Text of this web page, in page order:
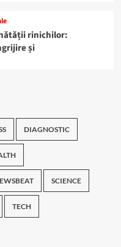
rinichilor:
și
DIAGNOSTIC
SCIENCE
TECH